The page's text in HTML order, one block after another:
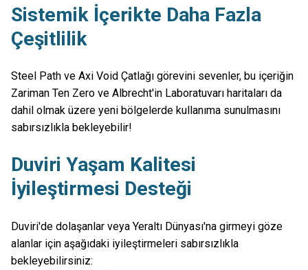
Sistemik İçerikte Daha Fazla
Çeşitlilik
Steel Path ve Axi Void Çatlağı görevini sevenler, bu içeriğin
Zariman Ten Zero ve Albrecht'in Laboratuvarı haritaları da
dahil olmak üzere yeni bölgelerde kullanıma sunulmasını
sabırsızlıkla bekleyebilir!
Duviri Yaşam Kalitesi
İyileştirmesi Desteği
Duviri'de dolaşanlar veya Yeraltı Dünyası'na girmeyi göze
alanlar için aşağıdaki iyileştirmeleri sabırsızlıkla
bekleyebilirsiniz: